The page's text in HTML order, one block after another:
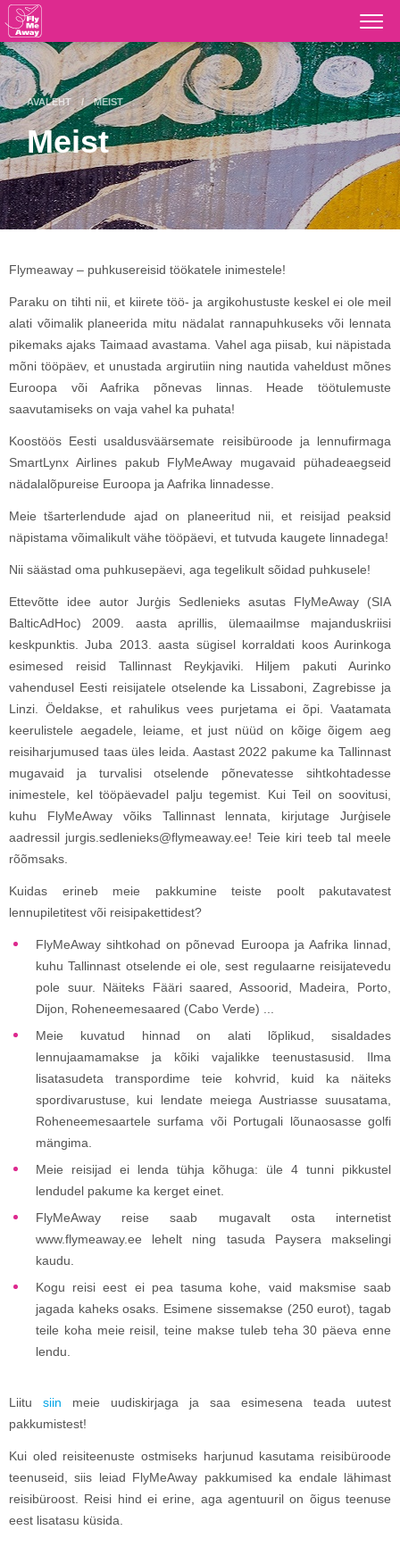
Otse
põhisisu
juurde
AVALEHT MEIST
Meist
Flymeaway – puhkusereisid töökatele inimestele!
Paraku on tihti nii, et kiirete töö- ja argikohustuste keskel ei ole meil
alati võimalik planeerida mitu nädalat rannapuhkuseks või lennata
pikemaks ajaks Taimaad avastama. Vahel aga piisab, kui näpistada
mõni tööpäev, et unustada argirutiin ning nautida vaheldust mõnes
Euroopa või Aafrika põnevas linnas. Heade töötulemuste
saavutamiseks on vaja vahel ka puhata!
Koostöös Eesti usaldusväärsemate reisibüroode ja lennufirmaga
SmartLynx Airlines pakub FlyMeAway mugavaid pühadeaegseid
nädalalõpureise Euroopa ja Aafrika linnadesse.
Meie tšarterlendude ajad on planeeritud nii, et reisijad peaksid
näpistama võimalikult vähe tööpäevi, et tutvuda kaugete linnadega!
Nii säästad oma puhkusepäevi, aga tegelikult sõidad puhkusele!
Ettevõtte idee autor Jurģis Sedlenieks asutas FlyMeAway (SIA
BalticAdHoc) 2009. aasta aprillis, ülemaailmse majanduskriisi
keskpunktis. Juba 2013. aasta sügisel korraldati koos Aurinkoga
esimesed reisid Tallinnast Reykjaviki. Hiljem pakuti Aurinko
vahendusel Eesti reisijatele otselende ka Lissaboni, Zagrebisse ja
Linzi. Öeldakse, et rahulikus vees purjetama ei õpi. Vaatamata
keerulistele aegadele, leiame, et just nüüd on kõige õigem aeg
reisiharjumused taas üles leida. Aastast 2022 pakume ka Tallinnast
mugavaid ja turvalisi otselende põnevatesse sihtkohtadesse
inimestele, kel tööpäevadel palju tegemist. Kui Teil on soovitusi,
kuhu FlyMeAway võiks Tallinnast lennata, kirjutage Jurģisele
aadressil jurgis.sedlenieks@flymeaway.ee! Teie kiri teeb tal meele
rõõmsaks.
Kuidas erineb meie pakkumine teiste poolt pakutavatest
lennupiletitest või reisipakettidest?
FlyMeAway sihtkohad on põnevad Euroopa ja Aafrika linnad,
kuhu Tallinnast otselende ei ole, sest regulaarne reisijatevedu
pole suur. Näiteks Fääri saared, Assoorid, Madeira, Porto,
Dijon, Roheneemesaared (Cabo Verde) ...
Meie kuvatud hinnad on alati lõplikud, sisaldades
lennujaamamakse ja kõiki vajalikke teenustasusid. Ilma
lisatasudeta transpordime teie kohvrid, kuid ka näiteks
spordivarustuse, kui lendate meiega Austriasse suusatama,
Roheneemesaartele surfama või Portugali lõunaosasse golfi
mängima.
Meie reisijad ei lenda tühja kõhuga: üle 4 tunni pikkustel
lendudel pakume ka kerget einet.
FlyMeAway reise saab mugavalt osta internetist
www.flymeaway.ee lehelt ning tasuda Paysera makselingi
kaudu.
Kogu reisi eest ei pea tasuma kohe, vaid maksmise saab
jagada kaheks osaks. Esimene sissemakse (250 eurot), tagab
teile koha meie reisil, teine makse tuleb teha 30 päeva enne
lendu.
Liitu siin meie uudiskirjaga ja saa esimesena teada uutest
pakkumistest!
Kui oled reisiteenuste ostmiseks harjunud kasutama reisibüroode
teenuseid, siis leiad FlyMeAway pakkumised ka endale lähimast
reisibüroost. Reisi hind ei erine, aga agentuuril on õigus teenuse
eest lisatasu küsida.